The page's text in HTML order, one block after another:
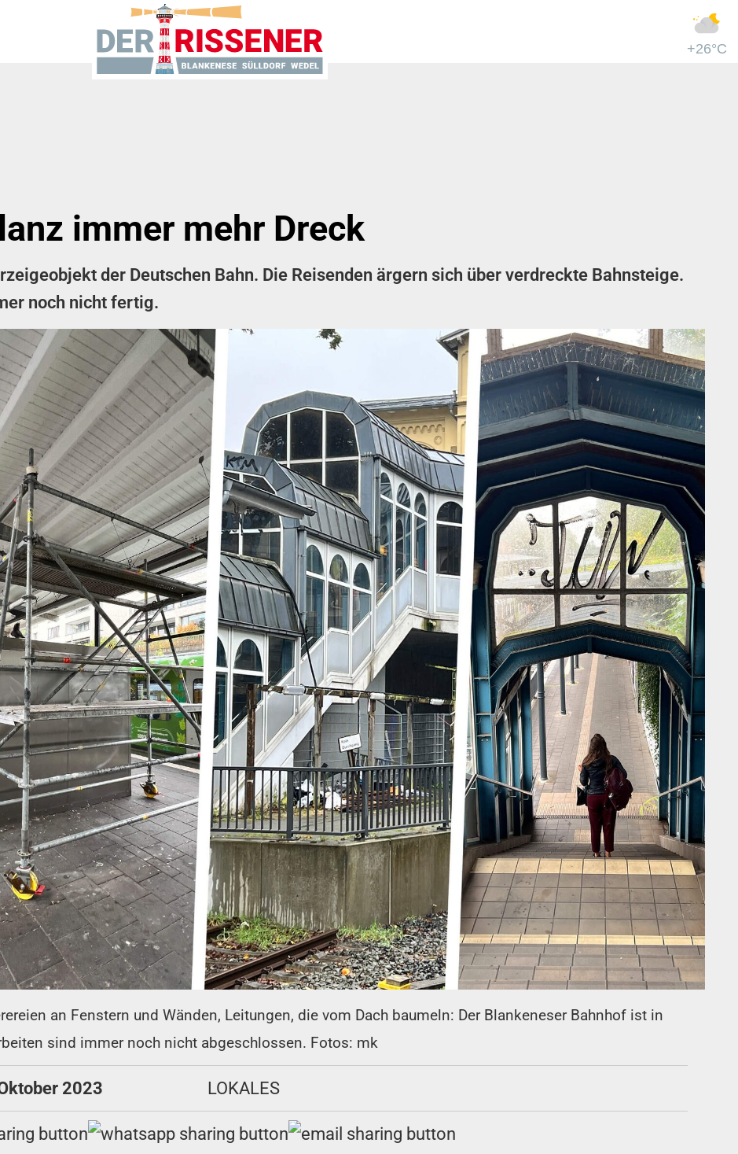
+26°C
immer mehr Dreck
der Deutschen Bahn. Die Reisenden ärgern sich über verdreckte Bahnsteige.
noch nicht fertig.
an Fenstern und Wänden, Leitungen, die vom Dach baumeln: Der Blankeneser Bahnhof ist in
sind immer noch nicht abgeschlossen. Fotos: mk
2023 LOKALES